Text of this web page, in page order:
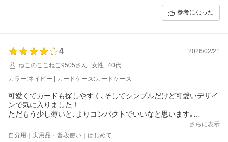
参考になった
4
2026/02/21
ねこのここねこ9505さん
女性
40代
カラー:ネイビー | カードケース:カードケース
可愛くてカードも探しやすく､そしてシンプルだけど可愛いデザイ
ンで気に入りました！
ただもう少し薄いと､よりコンパクトでいいなと思います｡
カード入れられる枚数少し減らして薄めになったタイプがあれば､
欲しいなと思います｡
さらに表示
自分用｜実用品・普段使い｜はじめて